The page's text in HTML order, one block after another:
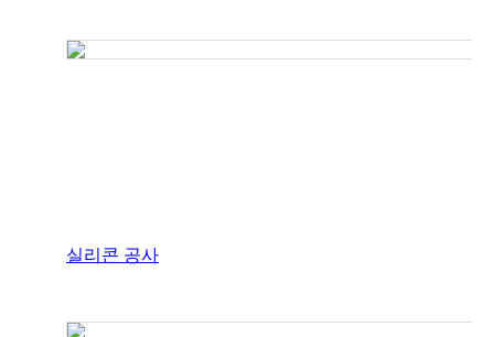
실리콘 공사